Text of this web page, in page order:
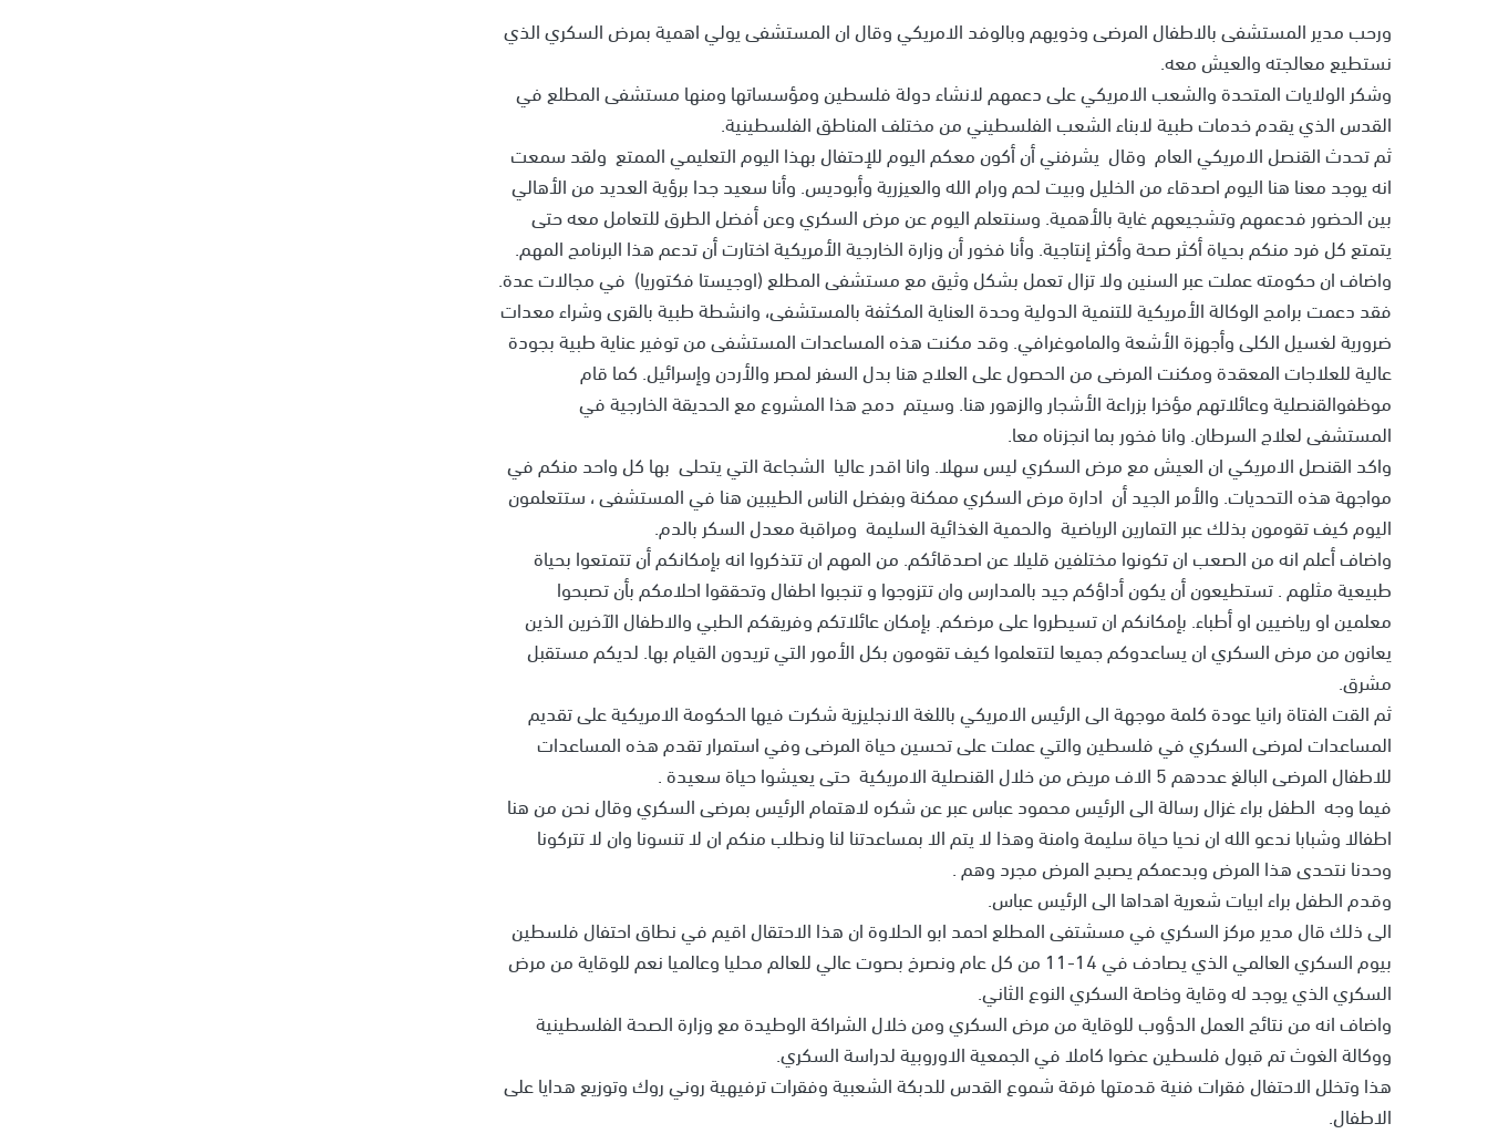
ورحب مدير المستشفى بالاطفال المرضى وذويهم وبالوفد الامريكي وقال ان المستشفى يولي اهمية بمرض السكري الذي
نستطيع معالجته والعيش معه.
وشكر الولايات المتحدة والشعب الامريكي على دعمهم لانشاء دولة فلسطين ومؤسساتها ومنها مستشفى المطلع في
القدس الذي يقدم خدمات طبية لابناء الشعب الفلسطيني من مختلف المناطق الفلسطينية.
ثم تحدث القنصل الامريكي العام وقال يشرفني أن أكون معكم اليوم للإحتفال بهذا اليوم التعليمي الممتع ولقد سمعت
انه يوجد معنا هنا اليوم اصدقاء من الخليل وبيت لحم ورام الله والعيزرية وأبوديس. وأنا سعيد جدا برؤية العديد من الأهالي
بين الحضور فدعمهم وتشجيعهم غاية بالأهمية. وسنتعلم اليوم عن مرض السكري وعن أفضل الطرق للتعامل معه حتى
يتمتع كل فرد منكم بحياة أكثر صحة وأكثر إنتاجية. وأنا فخور أن وزارة الخارجية الأمريكية اختارت أن تدعم هذا البرنامج المهم.
واضاف ان حكومته عملت عبر السنين ولا تزال تعمل بشكل وثيق مع مستشفى المطلع (اوجيستا فكتوريا) في مجالات عدة.
فقد دعمت برامج الوكالة الأمريكية للتنمية الدولية وحدة العناية المكثفة بالمستشفى، وانشطة طبية بالقرى وشراء معدات
ضرورية لغسيل الكلى وأجهزة الأشعة والماموغرافي. وقد مكنت هذه المساعدات المستشفى من توفير عناية طبية بجودة
عالية للعلاجات المعقدة ومكنت المرضى من الحصول على العلاج هنا بدل السفر لمصر والأردن وإسرائيل. كما قام
موظفوالقنصلية وعائلاتهم مؤخرا بزراعة الأشجار والزهور هنا. وسيتم دمج هذا المشروع مع الحديقة الخارجية في
المستشفى لعلاج السرطان. وانا فخور بما انجزناه معا.
واكد القنصل الامريكي ان العيش مع مرض السكري ليس سهلا. وانا اقدر عاليا الشجاعة التي يتحلى بها كل واحد منكم في
مواجهة هذه التحديات. والأمر الجيد أن ادارة مرض السكري ممكنة وبفضل الناس الطيبين هنا في المستشفى ، ستتعلمون
اليوم كيف تقومون بذلك عبر التمارين الرياضية والحمية الغذائية السليمة ومراقبة معدل السكر بالدم.
واضاف أعلم انه من الصعب ان تكونوا مختلفين قليلا عن اصدقائكم. من المهم ان تتذكروا انه بإمكانكم أن تتمتعوا بحياة
طبيعية مثلهم . تستطيعون أن يكون أداؤكم جيد بالمدارس وان تتزوجوا و تنجبوا اطفال وتحققوا احلامكم بأن تصبحوا
معلمين او رياضيين او أطباء. بإمكانكم ان تسيطروا على مرضكم. بإمكان عائلاتكم وفريقكم الطبي والاطفال الآخرين الذين
يعانون من مرض السكري ان يساعدوكم جميعا لتتعلموا كيف تقومون بكل الأمور التي تريدون القيام بها. لديكم مستقبل
مشرق.
ثم القت الفتاة رانيا عودة كلمة موجهة الى الرئيس الامريكي باللغة الانجليزية شكرت فيها الحكومة الامريكية على تقديم
المساعدات لمرضى السكري في فلسطين والتي عملت على تحسين حياة المرضى وفي استمرار تقدم هذه المساعدات
للاطفال المرضى البالغ عددهم 5 الاف مريض من خلال القنصلية الامريكية حتى يعيشوا حياة سعيدة .
فيما وجه الطفل براء غزال رسالة الى الرئيس محمود عباس عبر عن شكره لاهتمام الرئيس بمرضى السكري وقال نحن من هنا
اطفالا وشبابا ندعو الله ان نحيا حياة سليمة وامنة وهذا لا يتم الا بمساعدتنا لنا ونطلب منكم ان لا تنسونا وان لا تتركونا
وحدنا نتحدى هذا المرض وبدعمكم يصبح المرض مجرد وهم .
وقدم الطفل براء ابيات شعرية اهداها الى الرئيس عباس.
الى ذلك قال مدير مركز السكري في مسشتفى المطلع احمد ابو الحلاوة ان هذا الاحتقال اقيم في نطاق احتفال فلسطين
بيوم السكري العالمي الذي يصادف في 14-11 من كل عام ونصرخ بصوت عالي للعالم محليا وعالميا نعم للوقاية من مرض
السكري الذي يوجد له وقاية وخاصة السكري النوع الثاني.
واضاف انه من نتائج العمل الدؤوب للوقاية من مرض السكري ومن خلال الشراكة الوطيدة مع وزارة الصحة الفلسطينية
ووكالة الغوث تم قبول فلسطين عضوا كاملا في الجمعية الاوروبية لدراسة السكري.
هذا وتخلل الاحتفال فقرات فنية قدمتها فرقة شموع القدس للدبكة الشعبية وفقرات ترفيهية روني روك وتوزيع هدايا على
الاطفال.